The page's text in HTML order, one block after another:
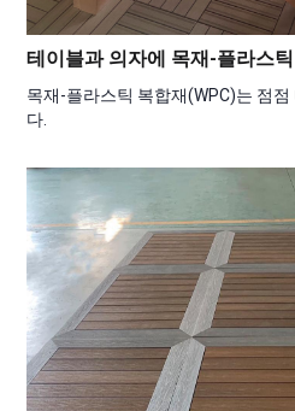
테이블과 의자에 목재-플라스
목재-플라스틱 복합재(WPC)는 점
다.